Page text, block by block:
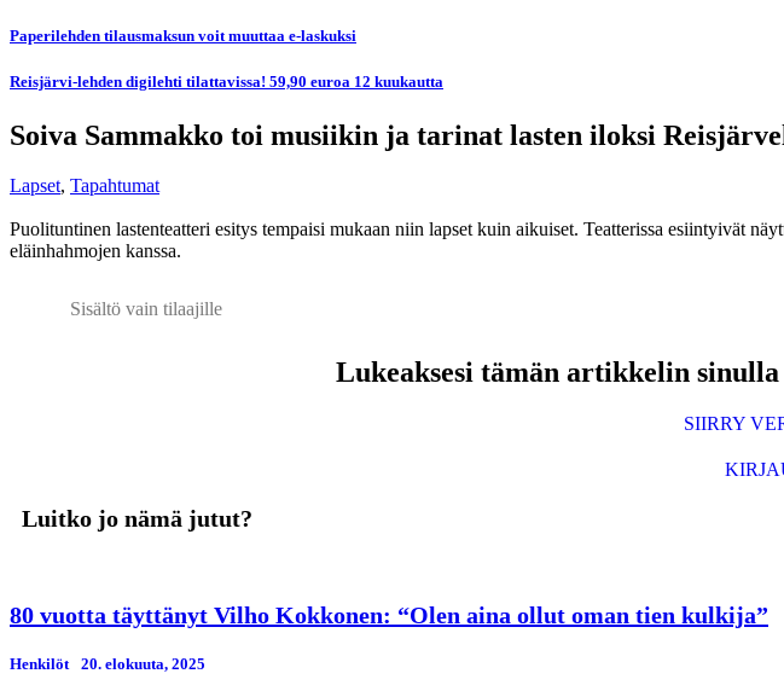
Paperilehden tilausmaksun voit muuttaa e-laskuksi
Reisjärvi-lehden digilehti tilattavissa! 59,90 euroa 12 kuukautta
Soiva Sammakko toi musiikin ja tarinat lasten iloksi
Lapset, Tapahtumat
Puolituntinen lastenteatteri esitys tempaisi mukaan niin lapset kuin aikuiset. Teatterissa esiintyivät
eläinhahmojen kanssa.
Sisältö vain tilaajille
Lukeaksesi tämän artikkelin
SIIRRY
Luitko jo nämä jutut?
80 vuotta täyttänyt Vilho Kokkonen: “Olen aina ollut oman tien kulkija”
Henkilöt 20. elokuuta, 2025